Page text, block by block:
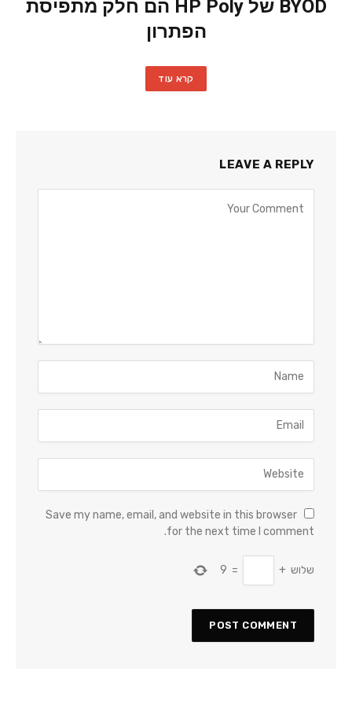
BYOD של HP Poly הם חלק מתפיסת
הפתרון
קרא עוד
LEAVE A REPLY
Save my name, email, and website in this browser
for the next time I comment.
שלוש +
=
9